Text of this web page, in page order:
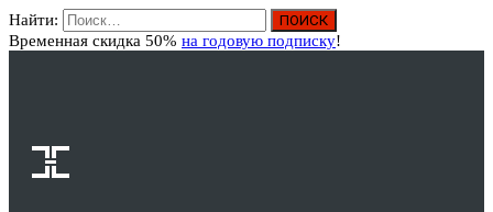
Найти:
Временная скидка 50% на годовую подписку!